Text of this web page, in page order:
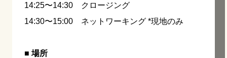
14:25〜14:30 クロージング
14:30〜15:00 ネットワーキング *現地のみ
■ 場所